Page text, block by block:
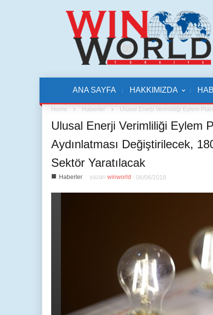
ANA SAYFA HAKKIMIZDA
Home Haberler Ulusal Enerji Verimliliği Eylem
Ulusal Enerji Verimliliği Eylem
Aydınlatması Değiştirilecek,
Sektör Yaratılacak
■ Haberler yazan winworld - 06/06/2018